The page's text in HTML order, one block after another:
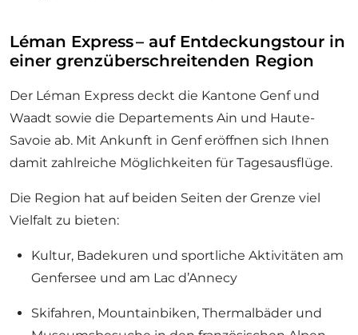
Léman Express – auf Entdeckungstour in
einer grenzüberschreitenden Region
Der Léman Express deckt die Kantone Genf und
Waadt sowie die Departements Ain und Haute-
Savoie ab. Mit Ankunft in Genf eröffnen sich Ihnen
damit zahlreiche Möglichkeiten für Tagesausflüge.
Die Region hat auf beiden Seiten der Grenze viel
Vielfalt zu bieten:
Kultur, Badekuren und sportliche Aktivitäten am
Genfersee und am Lac d’Annecy
Skifahren, Mountainbiken, Thermalbäder und